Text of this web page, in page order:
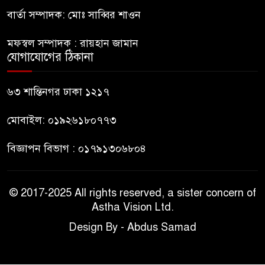
নাটোরে পর্যটনমন্ত্রীকে হত্যার চেষ্টা;
বার্তা সম্পাদক: মোঃ সাব্বির শাওন
মফস্বল সম্পাদক : রায়হান জামান
যোগাযোগের ঠিকানা
৬৩ শান্তিনগর ঢাকা ১২১৭
মোবাইল: ০১৯২৬১৮০৭৭৩
বিজ্ঞাপন বিভাগ : ০১৭৯১৩০৬৮০৪
© 2017-2025 All rights reserved, a sister concern of
Astha Vision Ltd.
Design By - Abdus Samad